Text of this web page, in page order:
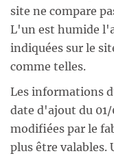
site ne compare
L'un est humide
indiquées sur le
comme telles.
Les informations
date d'ajout du
modifiées par le
plus être valables.